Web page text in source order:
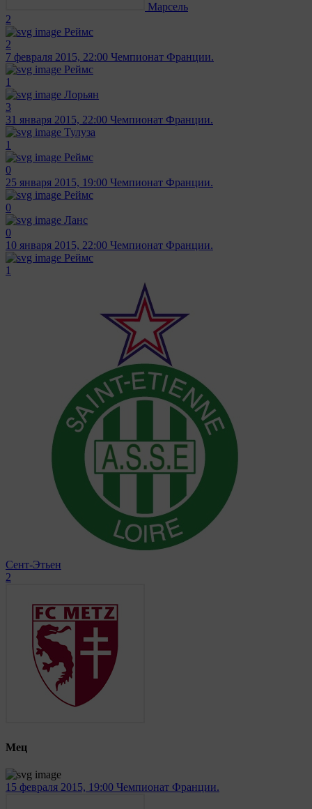
Марсель
2
Реймс
2
7 февраля 2015, 22:00 Чемпионат Франции.
Реймс
1
Лорьян
3
31 января 2015, 22:00 Чемпионат Франции.
Тулуза
1
Реймс
0
25 января 2015, 19:00 Чемпионат Франции.
Реймс
0
Ланс
0
10 января 2015, 22:00 Чемпионат Франции.
Реймс
1
Сент-Этьен
2
Мец
15 февраля 2015, 19:00 Чемпионат Франции.